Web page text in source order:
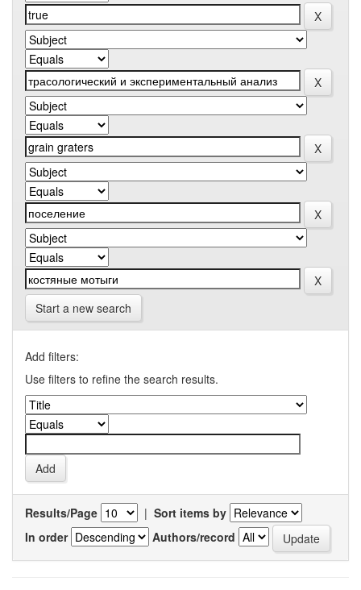
Start a new search
Add filters:
Use filters to refine the search results.
Results/Page | Sort items by
In order
Authors/record